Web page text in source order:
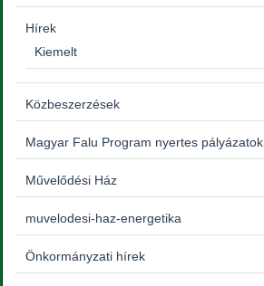
Hírek
Kiemelt
Közbeszerzések
Magyar Falu Program nyertes pályázatok
Művelődési Ház
muvelodesi-haz-energetika
Önkormányzati hírek